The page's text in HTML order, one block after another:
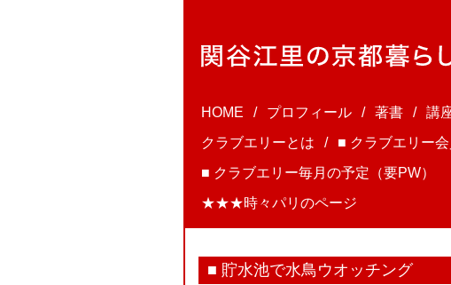
HOME プロフィール 著書
講
クラブエリーとは
■ クラブエリー会
■ クラブエリー毎月の予定（要PW）
★★★時々パリのページ
■ 貯水池で水鳥ウオッチング